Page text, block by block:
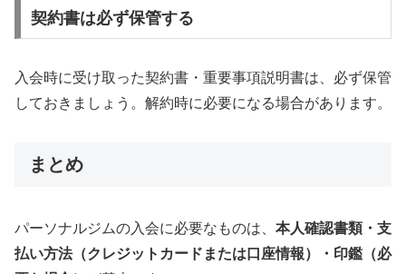
契約書は必ず保管する
入会時に受け取った契約書・重要事項説明書は、必ず保管
しておきましょう。解約時に必要になる場合があります。
まとめ
パーソナルジムの入会に必要なものは、 本人確認書類・支
払い方法（クレジットカードまたは口座情報）・印鑑（必